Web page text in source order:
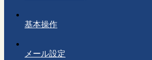
基本操作
メール設定